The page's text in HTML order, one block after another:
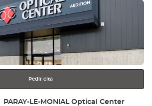
Pedir cita
LE-MONIAL Optical Center